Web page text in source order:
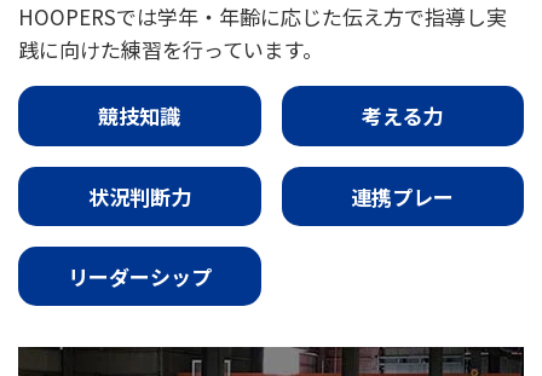
HOOPERSでは学年・年齢に応じた伝え方で指導し実
践に向けた練習を行っています。
競技知識 考える力
状況判断力 連携プレー
リーダーシップ